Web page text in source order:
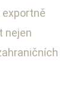
exportně
nejen